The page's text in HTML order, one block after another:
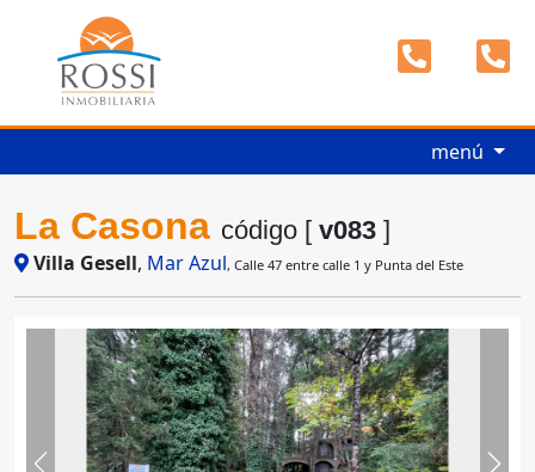
menú
La Casona código [ v083 ]
Villa Gesell, Mar Azul, Calle 47 entre calle 1 y Punta del Este